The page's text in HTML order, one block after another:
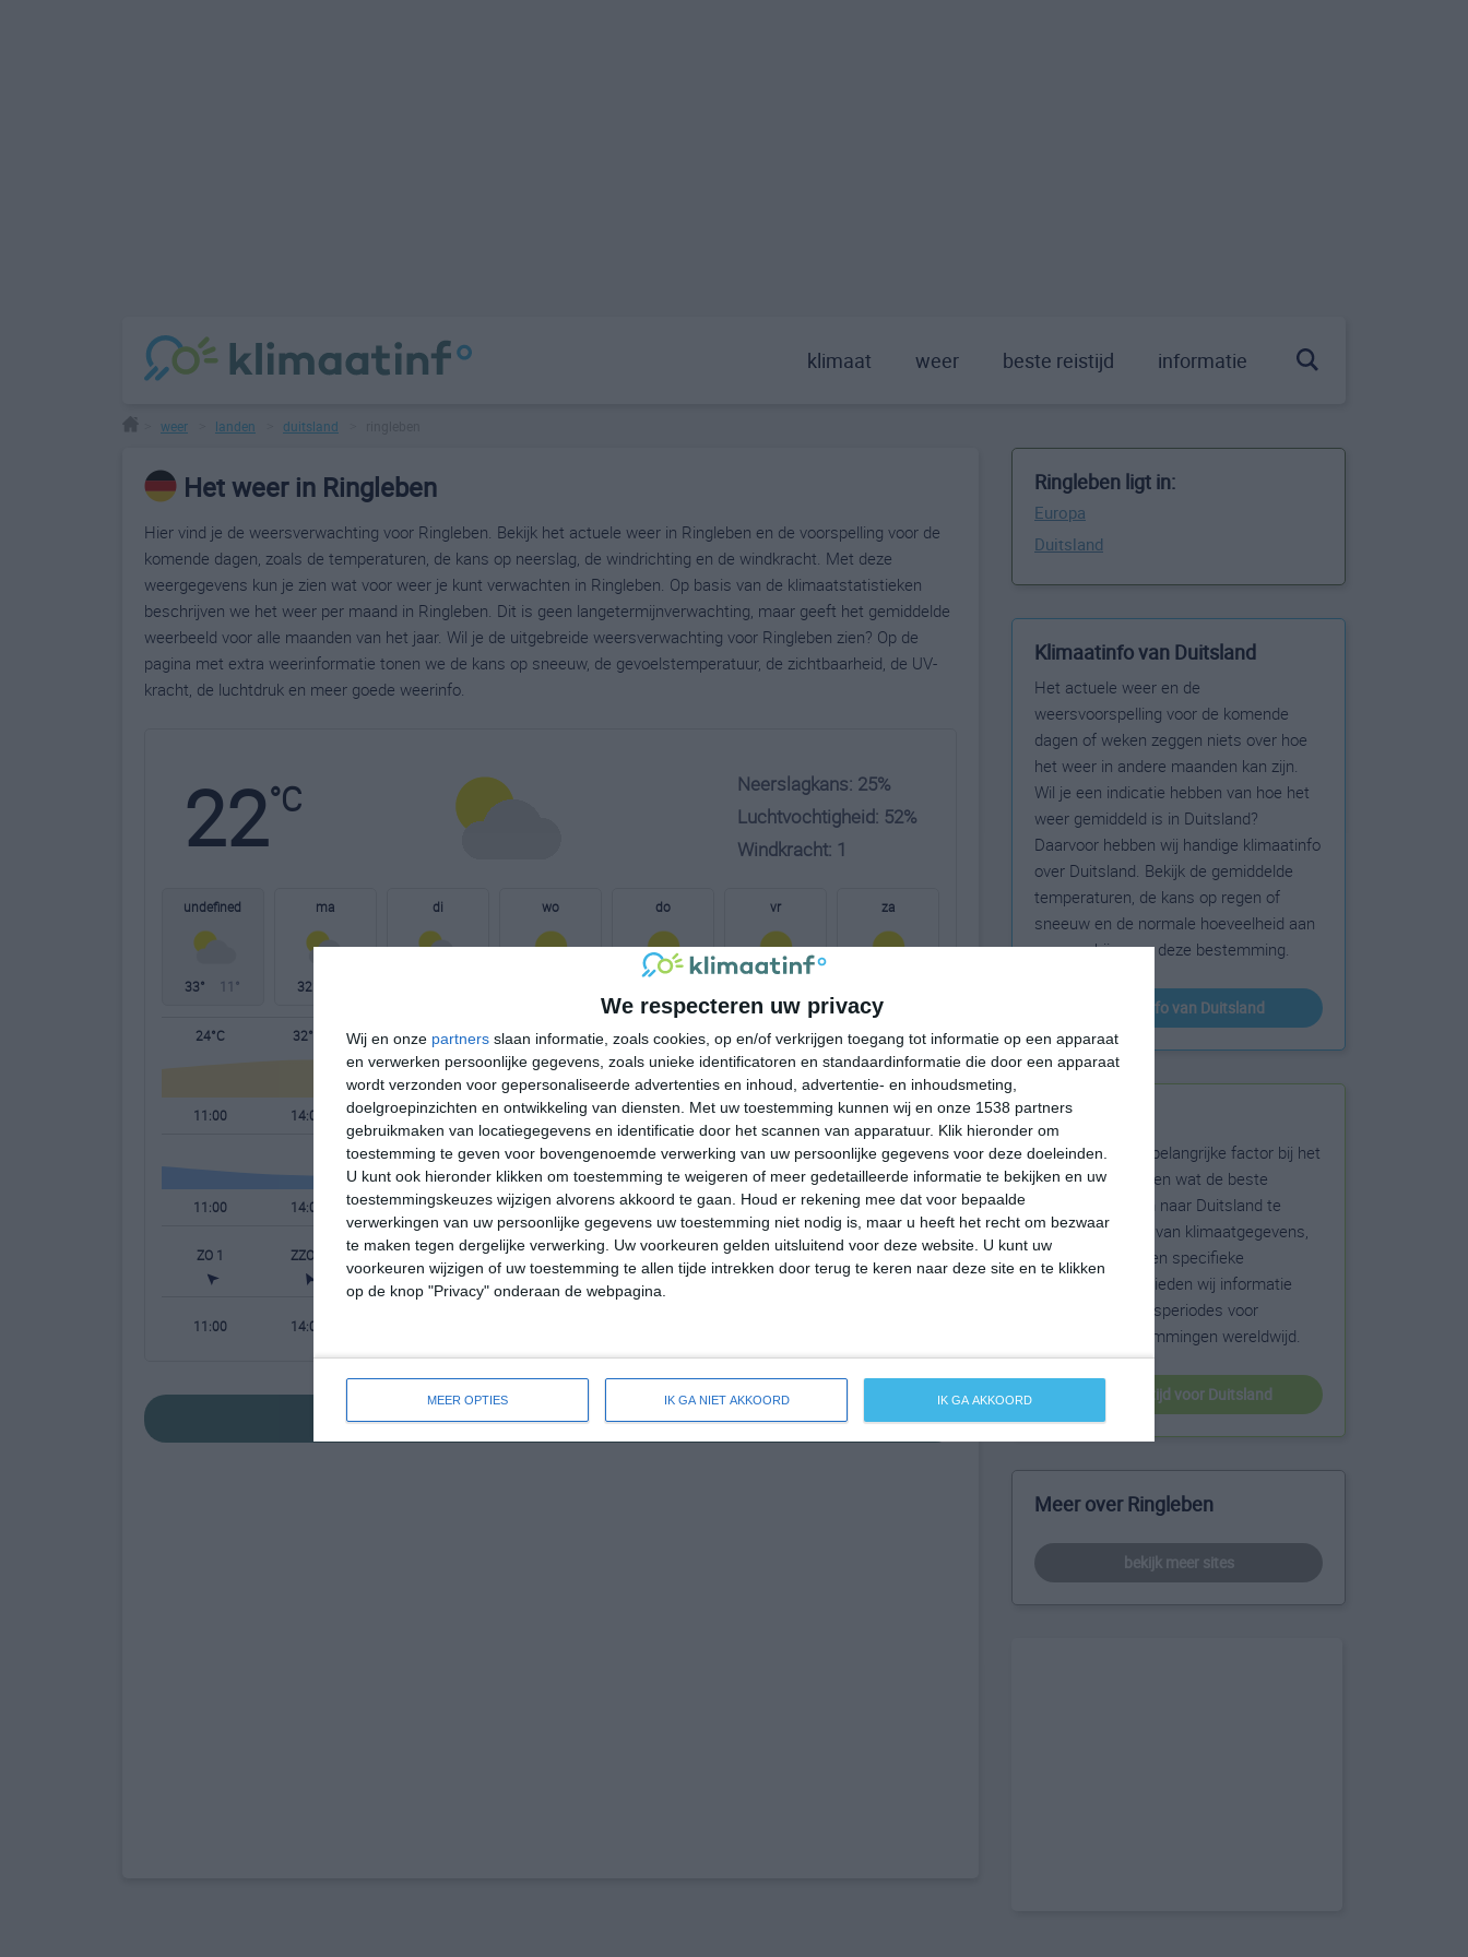
We respecteren uw privacy
Wij en onze partners slaan informatie, zoals cookies, op en/of verkrijgen toegang tot informatie op een apparaat
en verwerken persoonlijke gegevens, zoals unieke identificatoren en standaardinformatie die door een apparaat
wordt verzonden voor gepersonaliseerde advertenties en inhoud, advertentie- en inhoudsmeting,
doelgroepinzichten en ontwikkeling van diensten.
Met uw toestemming kunnen wij en onze 1538 partners
gebruikmaken van locatiegegevens en identificatie door het scannen van apparatuur. Klik hieronder om
toestemming te geven voor bovengenoemde verwerking van uw persoonlijke gegevens voor deze doeleinden.
U kunt ook hieronder klikken om toestemming te weigeren of meer gedetailleerde informatie te bekijken en uw
toestemmingskeuzes wijzigen alvorens akkoord te gaan.
Houd er rekening mee dat voor bepaalde
verwerkingen van uw persoonlijke gegevens uw toestemming niet nodig is, maar u heeft het recht om bezwaar
te maken tegen dergelijke verwerking. Uw voorkeuren gelden uitsluitend voor deze website. U kunt uw
voorkeuren wijzigen of uw toestemming te allen tijde intrekken door terug te keren naar deze site en te klikken
op de knop "Privacy" onderaan de webpagina.
MEER OPTIES IK GA NIET AKKOORD IK GA AKKOORD
klimaat weer beste reistijd informatie
weer landen duitsland
Het weer in Ringleben
Hier vind je de weersverwachting voor Ringleben. Bekijk het actuele weer in Ringleben en de voorspelling voor de
komende dagen, zoals de temperaturen, de kans op neerslag, de windrichting en de windkracht. Met deze
weergegevens kun je zien wat voor weer je kunt verwachten in Ringleben. Op basis van de klimaatstatistieken
beschrijven we het weer per maand in Ringleben. Dit is geen langetermijnverwachting, maar geeft het gemiddelde
weerbeeld voor alle maanden van het jaar. Wil je de uitgebreide weersverwachting voor Ringleben zien? Op de
pagina met extra weerinformatie tonen we de kans op sneeuw, de gevoelstemperatuur, de zichtbaarheid, de UV-
kracht, de luchtdruk en meer goede weerinfo.
22°C
Neerslagkans: 25%
Luchtvochtigheid: 52%
Windkracht: 1
undefined
33° 11°
ma
32°
di wo do vr za
24°C 32°C 32°C 30°C 24°C 20°C 17°C 19°C
11:00 14:00 17:00 20:00 23:00 02:00 05:00 08:00
11:00 14:00 17:00 20:00 23:00 02:00 05:00 08:00
ZO 1 ZZO 2 WZW 3 W 2 W 1 ZZW 1 ZW 1 ZZW 1
11:00 14:00
bekijk de uitgebreide weersverwachting voor Ringleben
Ringleben ligt in:
Europa
Duitsland
Klimaatinfo van Duitsland
Het actuele weer en de
weersvoorspelling voor de komende
dagen of weken zeggen niets over hoe
het weer in andere maanden kan zijn.
Wil je een indicatie hebben van hoe het
weer gemiddeld is in Duitsland?
Daarvoor hebben wij handige klimaatinfo
over Duitsland. Bekijk de gemiddelde
temperaturen, de kans op regen of
sneeuw en de normale hoeveelheid aan
zonneschijn voor deze bestemming.
klimaatinfo van Duitsland
Beste reistijd
Het weer is een belangrijke factor bij het
reizen. Wil je weten wat de beste
maanden zijn om naar Duitsland te
reizen? Op basis van klimaatgegevens,
weersextremen en specifieke
weerinformatie bieden wij informatie
over de beste reisperiodes voor
duizenden bestemmingen wereldwijd.
beste reistijd voor Duitsland
Meer over Ringleben
bekijk meer sites